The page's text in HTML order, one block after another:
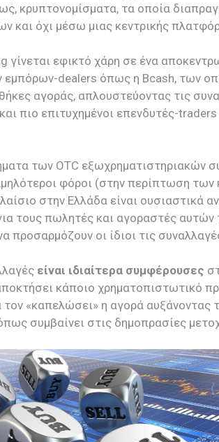
κρυπτονομίσματα, τα οποία
και όχι μέσω μιας κεντρικής
γίνεται εφικτό χάρη σε ένα
εμπόρων-dealers όπως η Bcash, των
αγοράς, απλουστεύοντας τις
πιο επιτυχημένοι επενδυτές-
των OTC εξωχρηματιστηριακών
φόροι (στην περίπτωση
στην Ελλάδα είναι ουσιαστικά
τους πωλητές και αγοραστές
προσαρμόζουν οι ίδιοι τις
είναι ιδιαίτερα συμφέρουσες
κάποιο χρηματοπιστωτικό
τον «καπελώσει» η αγορά αυξάνοντας
συμβαίνει στις δημοπρασίες